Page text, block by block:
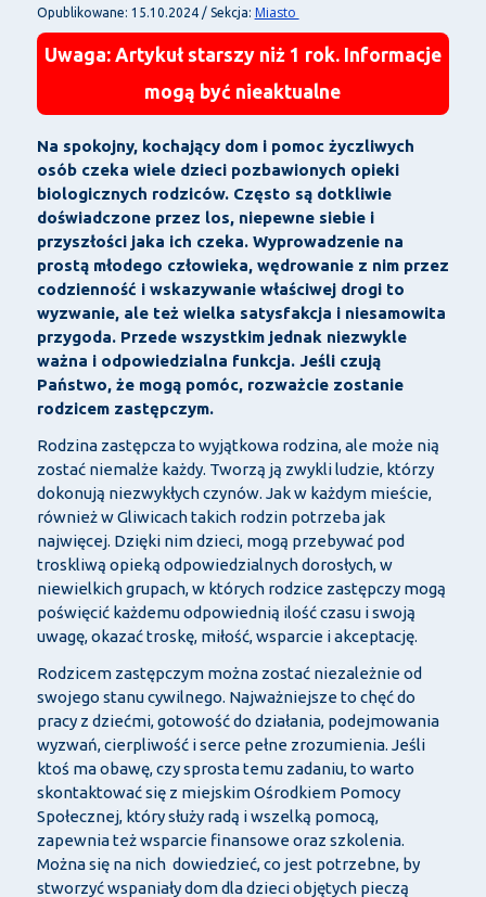
Opublikowane: 15.10.2024 / Sekcja: Miasto
Uwaga: Artykuł starszy niż 1 rok. Informacje
mogą być nieaktualne
Na spokojny, kochający dom i pomoc życzliwych
osób czeka wiele dzieci pozbawionych opieki
biologicznych rodziców. Często są dotkliwie
doświadczone przez los, niepewne siebie i
przyszłości jaka ich czeka. Wyprowadzenie na
prostą młodego człowieka, wędrowanie z nim przez
codzienność i wskazywanie właściwej drogi to
wyzwanie, ale też wielka satysfakcja i niesamowita
przygoda. Przede wszystkim jednak niezwykle
ważna i odpowiedzialna funkcja. Jeśli czują
Państwo, że mogą pomóc, rozważcie zostanie
rodzicem zastępczym.
Rodzina zastępcza to wyjątkowa rodzina, ale może nią
zostać niemalże każdy. Tworzą ją zwykli ludzie, którzy
dokonują niezwykłych czynów. Jak w każdym mieście,
również w Gliwicach takich rodzin potrzeba jak
najwięcej. Dzięki nim dzieci, mogą przebywać pod
troskliwą opieką odpowiedzialnych dorosłych, w
niewielkich grupach, w których rodzice zastępczy mogą
poświęcić każdemu odpowiednią ilość czasu i swoją
uwagę, okazać troskę, miłość, wsparcie i akceptację.
Rodzicem zastępczym można zostać niezależnie od
swojego stanu cywilnego. Najważniejsze to chęć do
pracy z dziećmi, gotowość do działania, podejmowania
wyzwań, cierpliwość i serce pełne zrozumienia. Jeśli
ktoś ma obawę, czy sprosta temu zadaniu, to warto
skontaktować się z miejskim Ośrodkiem Pomocy
Społecznej, który służy radą i wszelką pomocą,
zapewnia też wsparcie finansowe oraz szkolenia.
Można się na nich dowiedzieć, co jest potrzebne, by
stworzyć wspaniały dom dla dzieci objętych pieczą